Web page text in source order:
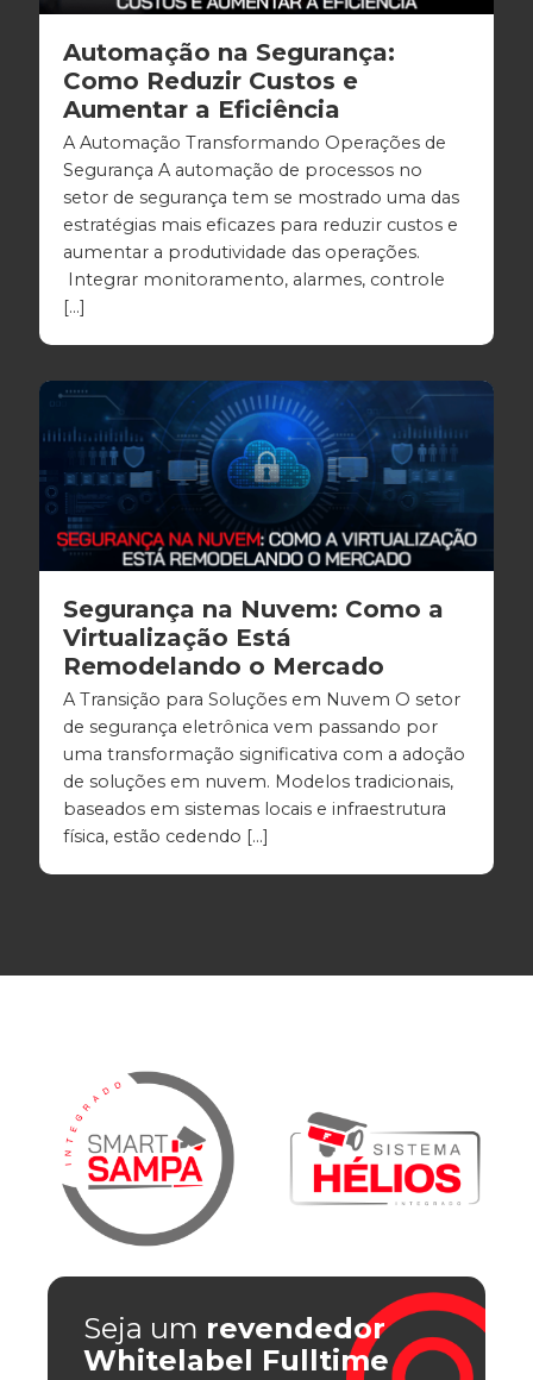
Automação na Segurança:
Como Reduzir Custos e
Aumentar a Eficiência
A Automação Transformando Operações de
Segurança A automação de processos no
setor de segurança tem se mostrado uma das
estratégias mais eficazes para reduzir custos e
aumentar a produtividade das operações.
Integrar monitoramento, alarmes, controle
[…]
Segurança na Nuvem: Como a
Virtualização Está
Remodelando o Mercado
A Transição para Soluções em Nuvem O setor
de segurança eletrônica vem passando por
uma transformação significativa com a adoção
de soluções em nuvem. Modelos tradicionais,
baseados em sistemas locais e infraestrutura
física, estão cedendo […]
Seja um revendedor
Whitelabel Fulltime